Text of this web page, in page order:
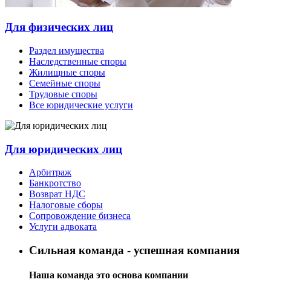
Для физических лиц
Раздел имущества
Наследственные споры
Жилищные споры
Семейные споры
Трудовые споры
Все юридические услуги
Для юридических лиц
Арбитраж
Банкротство
Возврат НДС
Налоговые сборы
Сопровождение бизнеса
Услуги адвоката
Сильная команда - успешная компания
Наша команда это основа компании